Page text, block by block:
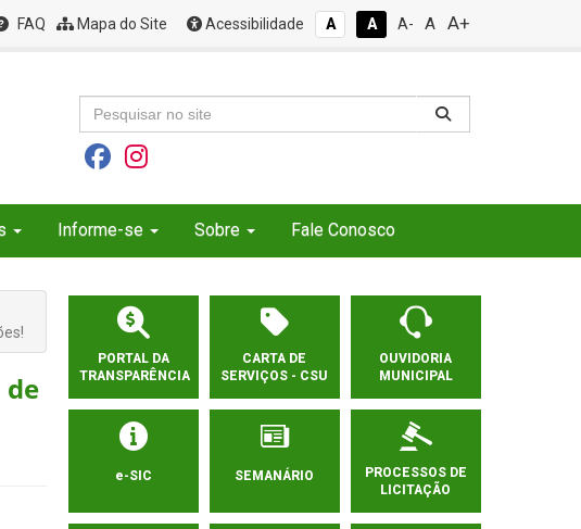
FAQ Mapa do Site Acessibilidade A A A- A A+
Informe-se Sobre Fale Conosco
PORTAL DA
TRANSPARÊNCIA
CARTA DE
SERVIÇOS - CSU
OUVIDORIA
MUNICIPAL
e-SIC SEMANÁRIO
PROCESSOS DE
LICITAÇÃO